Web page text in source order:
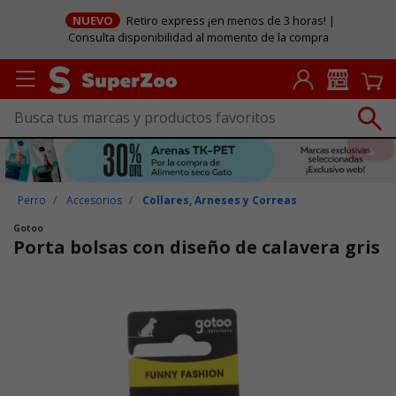
NUEVO
Retiro express ¡en menos de 3 horas! |
Consulta disponibilidad al momento de la compra
Perro Accesorios Collares, Arneses y Correas
Gotoo
Porta bolsas con diseño de calavera gris